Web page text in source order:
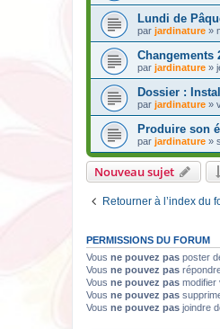
Lundi de
par jardinature »
Changements
par jardinature »
Dossier :
par jardinature »
Produire son
par jardinature »
Nouveau sujet
Retourner à l’index du
PERMISSIONS DU FORUM
Vous ne pouvez pas poster
Vous ne pouvez pas
Vous ne pouvez pas modifier
Vous ne pouvez pas
Vous ne pouvez pas joindre